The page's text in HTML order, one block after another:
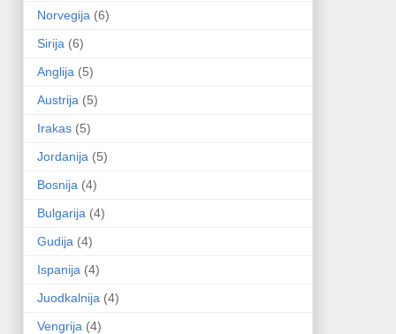
Norvegija (6)
Sirija (6)
Anglija (5)
Austrija (5)
Irakas (5)
Jordanija (5)
Bosnija (4)
Bulgarija (4)
Gudija (4)
Ispanija (4)
Juodkalnija (4)
Vengrija (4)